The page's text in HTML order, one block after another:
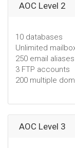
AOC Level 2
10 databases
Unlimited
250 email aliases
3 FTP accounts
200 multiple
AOC Level 3